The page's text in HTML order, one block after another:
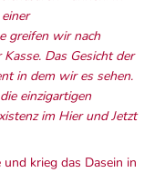
greifen wir nach
Das Gesicht der
in dem wir es sehen.
einzigartigen
im Hier und Jetzt
krieg das Dasein in